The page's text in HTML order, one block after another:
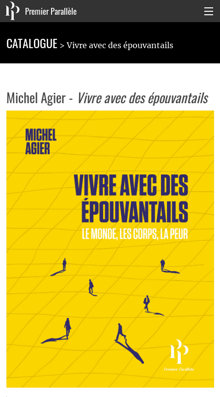
Premier Parallèle
Agenda & actualités
La maison
Connexion
CATALOGUE Vivre avec des épouvantails
Michel Agier - Vivre avec des épouvantails